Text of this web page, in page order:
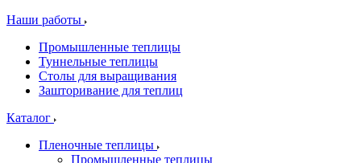
Наши работы
Промышленные теплицы
Туннельные теплицы
Столы для выращивания
Зашторивание для теплиц
Каталог
Пленочные теплицы
Промышленные теплицы